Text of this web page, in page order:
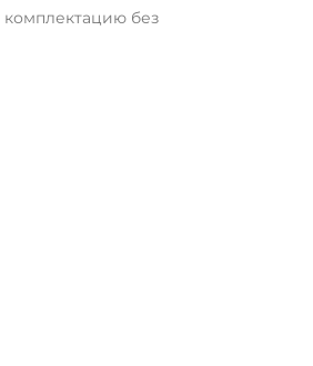
комплектацию без